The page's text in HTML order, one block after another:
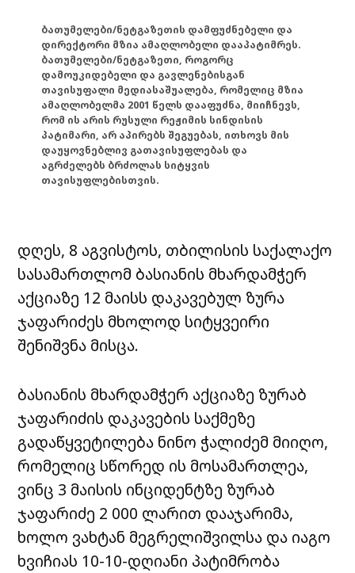
ბათუმელები/ნეტგაზეთის დამფუძნებელი და
დირექტორი მზია ამაღლობელი დააპატიმრეს.
ბათუმელები/ნეტგაზეთი, როგორც
დამოუკიდებელი და გავლენებისგან
თავისუფალი მედიასაშუალება, რომელიც მზია
ამაღლობელმა 2001 წელს დააფუძნა, მიიჩნევს,
რომ ის არის რუსული რეჟიმის სინდისის
პატიმარი, არ აპირებს შეგუებას, ითხოვს მის
დაუყოვნებლივ გათავისუფლებას და
აგრძელებს ბრძოლას სიტყვის
თავისუფლებისთვის.
დღეს, 8 აგვისტოს, თბილისის საქალაქო
სასამართლომ ბასიანის მხარდამჭერ
აქციაზე 12 მაისს დაკავებულ ზურა
ჯაფარიძეს მხოლოდ სიტყვეირი
შენიშვნა მისცა.
ბასიანის მხარდამჭერ აქციაზე ზურაბ
ჯაფარიძის დაკავების საქმეზე
გადაწყვეტილება ნინო ჭალიძემ მიიღო,
რომელიც სწორედ ის მოსამართლეა,
ვინც 3 მაისის ინციდენტზე ზურაბ
ჯაფარიძე 2 000 ლარით დააჯარიმა,
ხოლო ვახტან მეგრელიშვილსა და იაგო
ხვიჩიას 10-10-დღიანი პატიმრობა